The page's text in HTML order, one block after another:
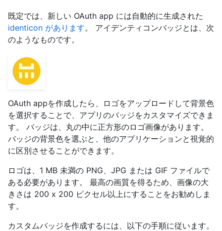
既定では、新しい OAuth app には自動的に生成された
identicon があります。 アイデンティコンバッジとは、次
のようなものです。
OAuth appを作成したら、ロゴをアップロードして背景色
を選択することで、アプリのバッジをカスタマイズできま
す。 バッジは、丸の中に正方形のロゴ画像があります。
バッジの背景色を選ぶと、他のアプリケーションと視覚的
に区別させることができます。
ロゴは、1 MB 未満の PNG、JPG または GIF ファイルで
ある必要があります。 最高の画質を得るため、画像の大
きさは 200 x 200 ピクセル以上にすることをお勧めしま
す。
カスタムバッジを作成するには、以下の手順に従います。